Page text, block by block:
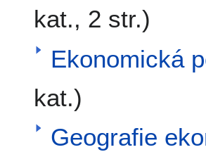
kat., 2 str.)
Ekonomická
kat.)
Geografie